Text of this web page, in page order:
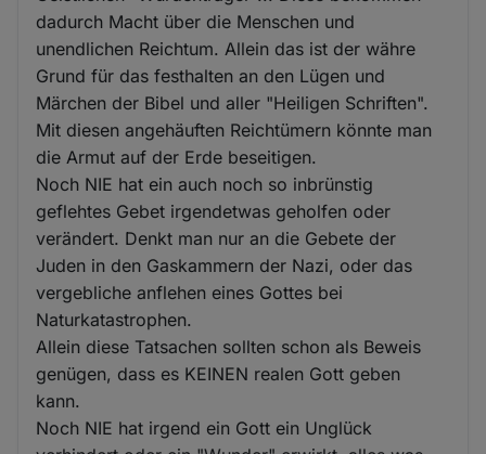
dadurch Macht über die Menschen und
unendlichen Reichtum. Allein das ist der währe
Grund für das festhalten an den Lügen und
Märchen der Bibel und aller "Heiligen Schriften".
Mit diesen angehäuften Reichtümern könnte man
die Armut auf der Erde beseitigen.
Noch NIE hat ein auch noch so inbrünstig
geflehtes Gebet irgendetwas geholfen oder
verändert. Denkt man nur an die Gebete der
Juden in den Gaskammern der Nazi, oder das
vergebliche anflehen eines Gottes bei
Naturkatastrophen.
Allein diese Tatsachen sollten schon als Beweis
genügen, dass es KEINEN realen Gott geben
kann.
Noch NIE hat irgend ein Gott ein Unglück